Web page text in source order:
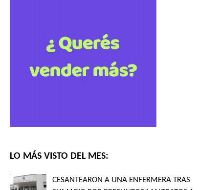
LO MÁS VISTO DEL MES:
CESANTEARON A UNA ENFERMERA TRAS